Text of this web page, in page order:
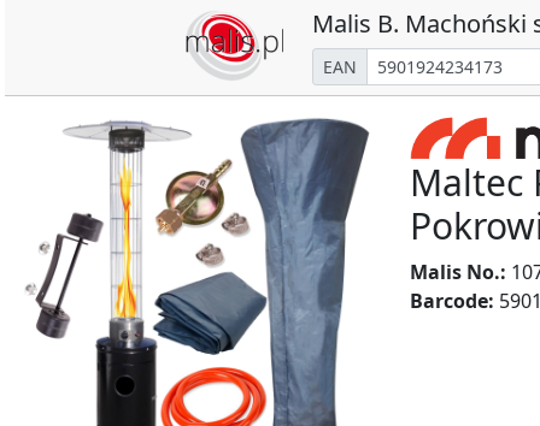
Malis B. Machoński
EAN
Maltec
Malis No.:
Barcode: